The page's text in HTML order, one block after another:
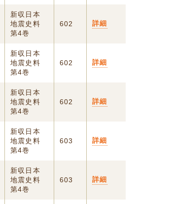
新収日本
地震史料
第4巻
602 詳細
新収日本
地震史料
第4巻
602 詳細
新収日本
地震史料
第4巻
602 詳細
新収日本
地震史料
第4巻
603 詳細
新収日本
地震史料
第4巻
603 詳細